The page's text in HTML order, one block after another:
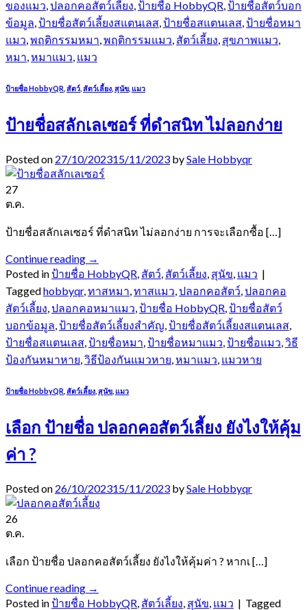
ของแมว,ปลอกคอสัตว์เลี้ยง,ป้ายชื่อ HobbyQR,ป้ายชื่อสัตว์บอก
ข้อมูล,ป้ายชื่อสัตว์เลี้ยงสแตนเลส,ป้ายชื่อสแตนเลส,ป้ายชื่อหมา
แมว,พฤติกรรมหมา,พฤติกรรมแมว, สัตว์เลี้ยง, สุขภาพแมว,
หมา,หมาแมว, แมว
ป้ายชื่อ HobbyQR สัตว์ สัตว์เลี้ยง สุนัข แมว
ป้ายชื่อสลักเลเซอร์ ที่ดำสนิท ไม่ลอกง่าย
Posted on 27/10/202315/11/2023 bySale Hobbyqr
27
ต.ค.
ป้ายชื่อสลักเลเซอร์ ที่ดำสนิท ไม่ลอกง่าย การจะเลือกซื้อ […]
Continue reading →
Posted inป้ายชื่อ HobbyQR สัตว์ สัตว์เลี้ยง สุนัข แมว |
Taggedhobbyqr, ทาสหมา ทาสแมว ปลอกคอสัตว์ ปลอกคอ
สัตว์เลี้ยง ปลอกคอหมาแมว ป้ายชื่อ HobbyQR ป้ายชื่อสัตว์
บอกข้อมูล ป้ายชื่อสัตว์เลี้ยงสำคัญ ป้ายชื่อสัตว์เลี้ยงสแตนเลส
ป้ายชื่อสแตนเลส ป้ายชื่อหมา ป้ายชื่อหมาแมว ป้ายชื่อแมว วิธี
ป้องกันหมาหาย วิธีป้องกันแมวหาย หมาแมว แมวหาย
ป้ายชื่อ HobbyQR สัตว์เลี้ยง สุนัข แมว
เลือก ป้ายชื่อ ปลอกคอสัตว์เลี้ยง ยังไงให้คุ้ม
ค่า ?
Posted on 26/10/202315/11/2023 bySale Hobbyqr
26
ต.ค.
เลือก ป้ายชื่อ ปลอกคอสัตว์เลี้ยง ยังไงให้คุ้มค่า ? หากเ […]
Continue reading →
Posted inป้ายชื่อ HobbyQR สัตว์เลี้ยง สุนัข แมว | Tagged